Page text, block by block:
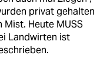
privat gehalten
Heute MUSS
Landwirten ist